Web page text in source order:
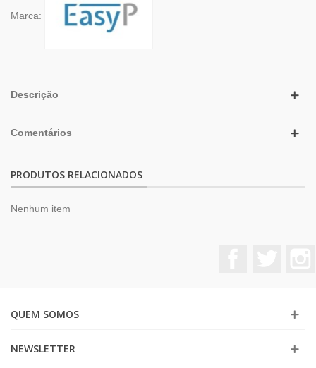
Marca:
Descrição
Comentários
PRODUTOS RELACIONADOS
Nenhum item
QUEM SOMOS
NEWSLETTER